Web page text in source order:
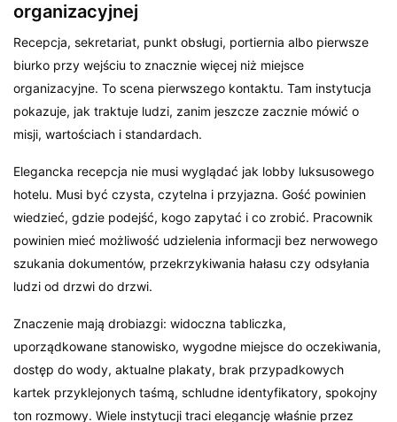
organizacyjnej
Recepcja, sekretariat, punkt obsługi, portiernia albo pierwsze
biurko przy wejściu to znacznie więcej niż miejsce
organizacyjne. To scena pierwszego kontaktu. Tam instytucja
pokazuje, jak traktuje ludzi, zanim jeszcze zacznie mówić o
misji, wartościach i standardach.
Elegancka recepcja nie musi wyglądać jak lobby luksusowego
hotelu. Musi być czysta, czytelna i przyjazna. Gość powinien
wiedzieć, gdzie podejść, kogo zapytać i co zrobić. Pracownik
powinien mieć możliwość udzielenia informacji bez nerwowego
szukania dokumentów, przekrzykiwania hałasu czy odsyłania
ludzi od drzwi do drzwi.
Znaczenie mają drobiazgi: widoczna tabliczka,
uporządkowane stanowisko, wygodne miejsce do oczekiwania,
dostęp do wody, aktualne plakaty, brak przypadkowych
kartek przyklejonych taśmą, schludne identyfikatory, spokojny
ton rozmowy. Wiele instytucji traci elegancję właśnie przez